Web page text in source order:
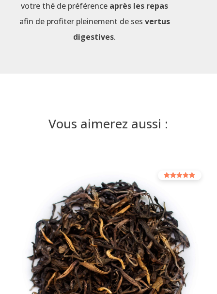
votre thé de préférence après les repas
afin de profiter pleinement de ses vertus
digestives.
Vous aimerez aussi :